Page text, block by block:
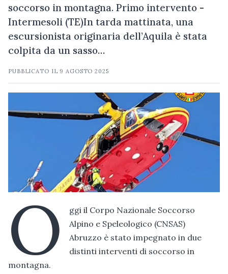
soccorso in montagna. Primo intervento -
Intermesoli (TE)In tarda mattinata, una
escursionista originaria dell’Aquila è stata
colpita da un sasso…
PUBBLICATO IL 9 AGOSTO 2025
O
ggi il Corpo Nazionale Soccorso
Alpino e Speleologico (CNSAS)
Abruzzo è stato impegnato in due
distinti interventi di soccorso in
montagna.